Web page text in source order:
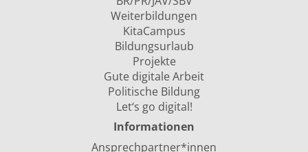
Weiterbildungen
KitaCampus
Bildungsurlaub
Projekte
Gute digitale Arbeit
Politische Bildung
Let‘s go digital!
Informationen
Ansprechpartner*innen